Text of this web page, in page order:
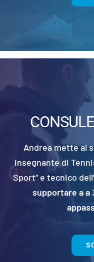
Andrea mette al
insegnante di
Sport” e tecnico
supportare a a